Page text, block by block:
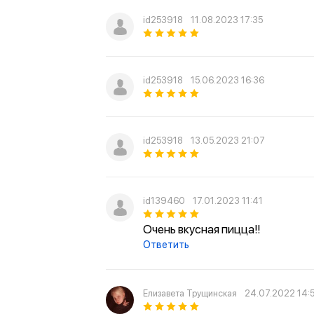
id253918 11.08.2023 17:35
id253918 15.06.2023 16:36
id253918 13.05.2023 21:07
id139460 17.01.2023 11:41
Очень вкусная пицца!!
Ответить
Елизавета Трущинская 24.07.2022